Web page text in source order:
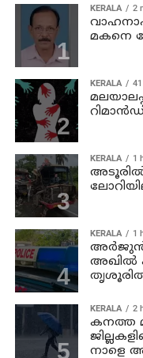
KERALA 2
മകനെ
KERALA
KERALA 1
KERALA 1
അര്‍ജുന്‍
അഖില്‍
തൃശൂരില്‍
KERALA 2
കനത്ത
നാളെ